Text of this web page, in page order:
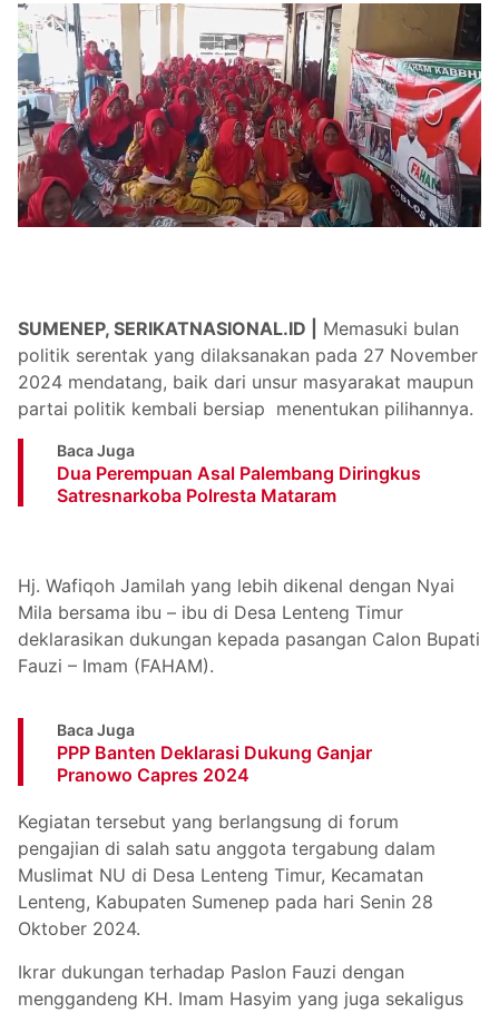
SUMENEP, SERIKATNASIONAL.ID |
Memasuki bulan
politik serentak yang dilaksanakan pada 27 November
2024 mendatang, baik dari unsur masyarakat maupun
partai politik kembali bersiap menentukan pilihannya.
Baca Juga
Dua Perempuan Asal Palembang Diringkus
Satresnarkoba Polresta Mataram
Hj. Wafiqoh Jamilah yang lebih dikenal dengan Nyai
Mila bersama ibu – ibu di Desa Lenteng Timur
deklarasikan dukungan kepada pasangan Calon Bupati
Fauzi – Imam (FAHAM).
Baca Juga
PPP Banten Deklarasi Dukung Ganjar
Pranowo Capres 2024
Kegiatan tersebut yang berlangsung di forum
pengajian di salah satu anggota tergabung dalam
Muslimat NU di Desa Lenteng Timur, Kecamatan
Lenteng, Kabupaten Sumenep pada hari Senin 28
Oktober 2024.
Ikrar dukungan terhadap Paslon Fauzi dengan
menggandeng KH. Imam Hasyim yang juga sekaligus